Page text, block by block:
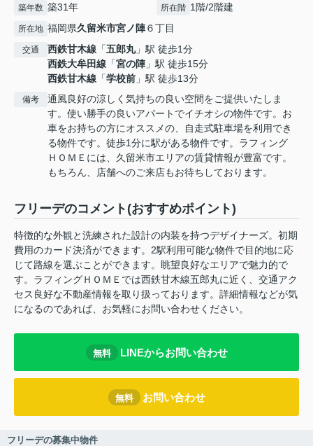
築年数 築31年 所在階 1階/2階建
所在地 福岡県久留米市宮ノ陣６丁目
交通 西鉄甘木線 「五郎丸」駅 徒歩1分
西鉄大牟田線 「宮の陣」駅 徒歩15分
西鉄甘木線 「学校前 」駅 徒歩13分
備考
通風良好の涼しく気持ちの良い空間をご提供いたしま
す。使い勝手の良いアパートでイチオシの物件です。お
車をお持ちの方にオススメの、自走式駐車場を利用でき
る物件です。徒歩1分に駅がある物件です。ラフィング
ＨＯＭＥには、久留米市エリアの賃貸情報が豊富です。
もちろん、店舗へのご来店もお待ちしております。
フリーデのコメント(おすすめポイント)
特徴的な外観と洗練された設計の内装を持つデザイナーズ。初期
費用のカード決済ができます。2駅利用可能な物件で目的地に応
じて路線を選ぶことができます。眺望良好なエリアで魅力的で
す。ラフィングＨＯＭＥでは西鉄甘木線五郎丸に近く、交通アク
セス良好な不動産情報を取り扱っております。詳細情報などが気
になるのであれば、お気軽にお問い合わせください。
無料 LINEからお問い合わせ
無料 お問い合わせ
フリーデの募集中物件